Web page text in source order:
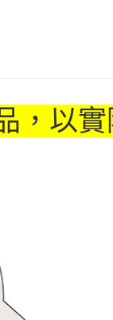
每筆
每筆
宅配-
，以實